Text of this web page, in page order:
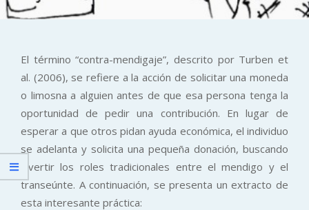
El término “contra-mendigaje”, descrito por Turben et
al. (2006), se refiere a la acción de solicitar una moneda
o limosna a alguien antes de que esa persona tenga la
oportunidad de pedir una contribución. En lugar de
esperar a que otros pidan ayuda económica, el individuo
se adelanta y solicita una pequeña donación, buscando
invertir los roles tradicionales entre el mendigo y el
transeúnte. A continuación, se presenta un extracto de
esta interesante práctica: